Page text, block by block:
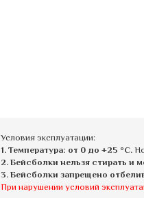
Условия эксплуатации:
1. Температура: от 0 до +25 °C.
2. Бейсболки нельзя стирать и
3. Бейсболки запрещено
При нарушении условий